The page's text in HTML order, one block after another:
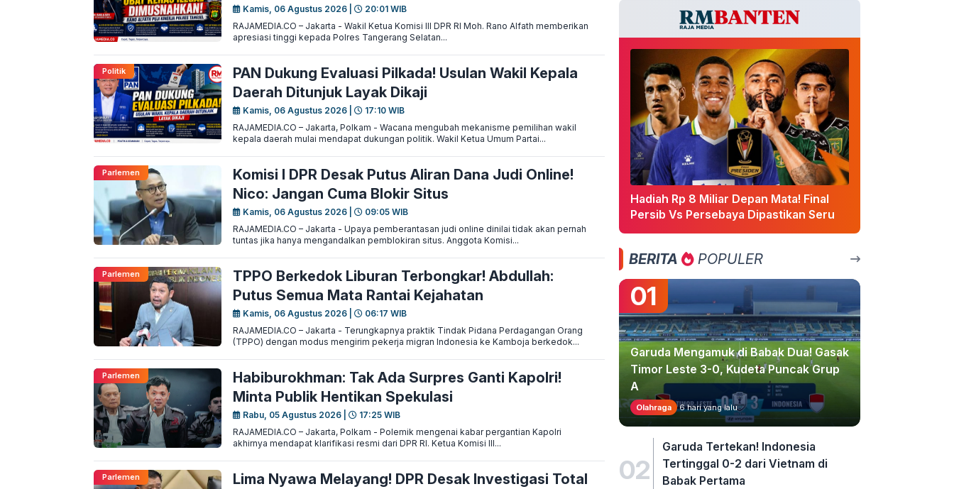
Kamis, 06 Agustus 2026 |
20:01 WIB
RAJAMEDIA.CO – Jakarta - Wakil Ketua Komisi III DPR RI Moh. Rano Alfath memberikan
apresiasi tinggi kepada Polres Tangerang Selatan...
Politik
PAN Dukung Evaluasi Pilkada! Usulan Wakil Kepala
Daerah Ditunjuk Layak Dikaji
Kamis, 06 Agustus 2026 |
17:10 WIB
RAJAMEDIA.CO – Jakarta, Polkam - Wacana mengubah mekanisme pemilihan wakil
kepala daerah mulai mendapat dukungan politik. Wakil Ketua Umum Partai...
Parlemen
Komisi I DPR Desak Putus Aliran Dana Judi Online!
Nico: Jangan Cuma Blokir Situs
Kamis, 06 Agustus 2026 |
09:05 WIB
RAJAMEDIA.CO – Jakarta - Upaya pemberantasan judi online dinilai tidak akan pernah
tuntas jika hanya mengandalkan pemblokiran situs. Anggota Komisi...
Parlemen
TPPO Berkedok Liburan Terbongkar! Abdullah:
Putus Semua Mata Rantai Kejahatan
Kamis, 06 Agustus 2026 |
06:17 WIB
RAJAMEDIA.CO – Jakarta - Terungkapnya praktik Tindak Pidana Perdagangan Orang
(TPPO) dengan modus mengirim pekerja migran Indonesia ke Kamboja berkedok...
Parlemen
Habiburokhman: Tak Ada Surpres Ganti Kapolri!
Minta Publik Hentikan Spekulasi
Rabu, 05 Agustus 2026 |
17:25 WIB
RAJAMEDIA.CO – Jakarta, Polkam - Polemik mengenai kabar pergantian Kapolri
akhirnya mendapat klarifikasi resmi dari DPR RI. Ketua Komisi III...
Parlemen
Lima Nyawa Melayang! DPR Desak Investigasi Total
Hadiah Rp 8 Miliar Depan Mata! Final
Persib Vs Persebaya Dipastikan Seru
BERITA POPULER
01
Garuda Mengamuk di Babak Dua! Gasak
Timor Leste 3-0, Kudeta Puncak Grup
A
Olahraga 6 hari yang lalu
02
Garuda Tertekan! Indonesia
Tertinggal 0-2 dari Vietnam di
Babak Pertama